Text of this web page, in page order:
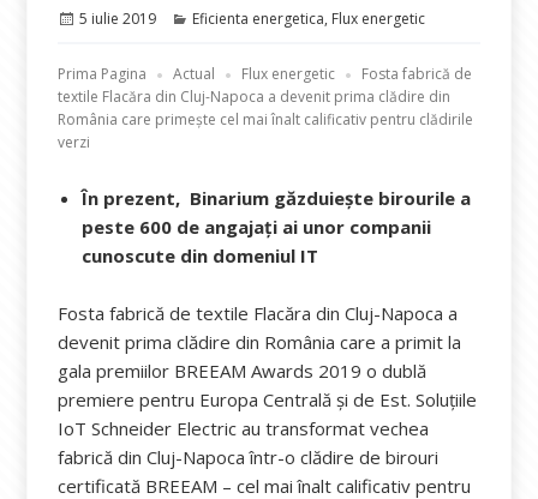
Publicat
5 iulie 2019 Categorii
Eficienta energetica, Flux energetic
Prima Pagina Actual Flux energetic
Fosta fabrică de
textile Flacăra din Cluj-Napoca a devenit prima clădire din
România care primește cel mai înalt calificativ pentru clădirile
verzi
În prezent, Binarium găzduiește birourile a
peste 600 de angajați ai unor companii
cunoscute din domeniul IT
Fosta fabrică de textile Flacăra din Cluj-Napoca a
devenit prima clădire din România care a primit la
gala premiilor BREEAM Awards 2019 o dublă
premiere pentru Europa Centrală și de Est. Soluțiile
IoT Schneider Electric au transformat vechea
fabrică din Cluj-Napoca într-o clădire de birouri
certificată BREEAM – cel mai înalt calificativ pentru